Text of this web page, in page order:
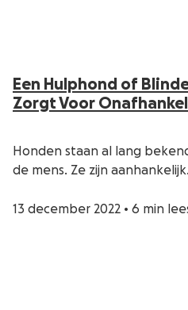
Een Hulphond of
Zorgt Voor
Honden staan al lang
de mens. Ze zijn
13 december 2022 • 6 min